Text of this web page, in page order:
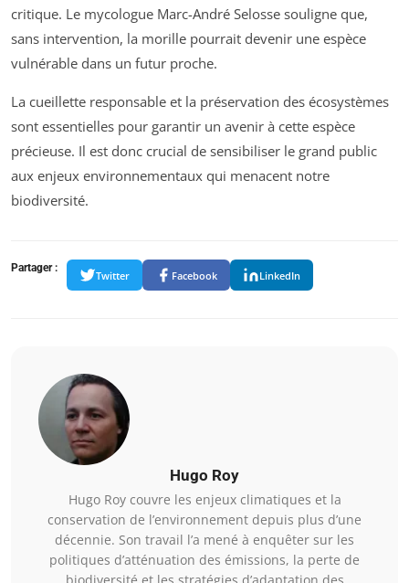
critique. Le mycologue Marc-André Selosse souligne que,
sans intervention, la morille pourrait devenir une espèce
vulnérable dans un futur proche.
La cueillette responsable et la préservation des écosystèmes
sont essentielles pour garantir un avenir à cette espèce
précieuse. Il est donc crucial de sensibiliser le grand public
aux enjeux environnementaux qui menacent notre
biodiversité.
Partager :
Twitter Facebook LinkedIn
Hugo Roy
Hugo Roy couvre les enjeux climatiques et la
conservation de l’environnement depuis plus d’une
décennie. Son travail l’a mené à enquêter sur les
politiques d’atténuation des émissions, la perte de